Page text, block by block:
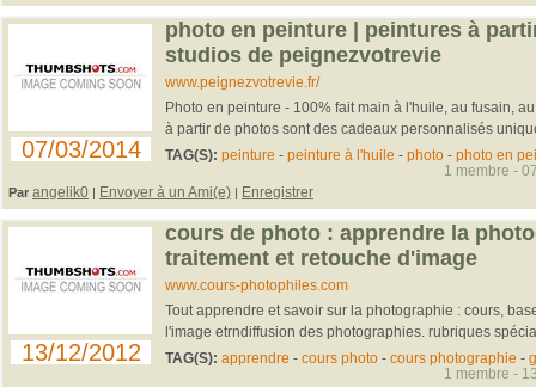
07/03/2014
photo en peinture | peintures à
studios de peignezvotrevie
www.peignezvotrevie.fr/
Photo en peinture - 100% fait main à l'huile, au fusain,
à partir de photos sont des cadeaux personnalisés
TAG(S): peinture - peinture à l'huile - photo- photo en
Par angelik0 | Envoyer à un Ami(e) | Enregistrer
1 membre -
13/12/2012
cours de photo : apprendre la
traitement et retouche d'image
www.cours-photophiles.com
Tout apprendre et savoir sur la photographie : cours,
l'image etrndiffusion des photographies. rubriques
TAG(S): apprendre - cours photo- cours photographie -
1 membre -